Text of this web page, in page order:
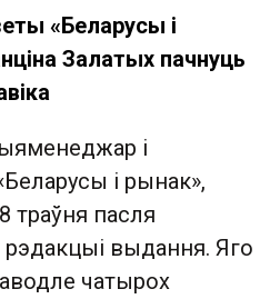
«Беларусы і
Залатых пачнуць
і
і рынак»,
траўня пасля
рэдакцыі выдання. Яго
чатырох